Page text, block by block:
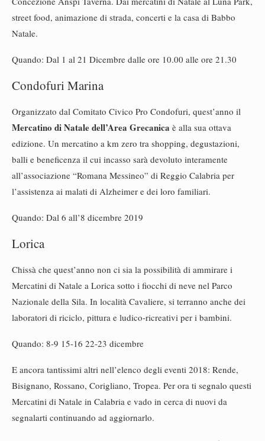
street food, animazione di strada, concerti e la casa di Babbo
Natale.
Quando: Dal 1 al 21 Dicembre dalle ore 10.00 alle ore 21.30
Condofuri Marina
Organizzato dal Comitato Civico Pro Condofuri, quest’anno il
Mercatino di Natale dell’Area Grecanica è alla sua ottava
edizione. Un mercatino a km zero tra shopping, degustazioni,
balli e beneficenza il cui incasso sarà devoluto interamente
all’associazione “Romana Messineo” di Reggio Calabria per
l’assistenza ai malati di Alzheimer e dei loro familiari.
Quando: Dal 6 all’8 dicembre 2019
Lorica
Chissà che quest’anno non ci sia la possibilità di ammirare i
Mercatini di Natale a Lorica sotto i fiocchi di neve nel Parco
Nazionale della Sila. In località Cavaliere, si terranno anche dei
laboratori di riciclo, pittura e ludico-ricreativi per i bambini.
Quando: 8-9 15-16 22-23 dicembre
E ancora tantissimi altri nell’elenco degli eventi 2018: Rende,
Bisignano, Rossano, Corigliano, Tropea. Per ora ti segnalo questi
Mercatini di Natale in Calabria e vado in cerca di nuovi da
segnalarti continuando ad aggiornarlo.